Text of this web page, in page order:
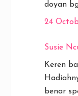
doyan
24
Susie
Keren
benar